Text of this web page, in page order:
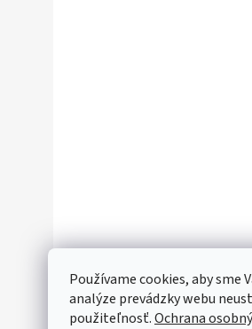
Používame cookies, aby sme
analýze prevádzky webu
použiteľnosť.Ochrana